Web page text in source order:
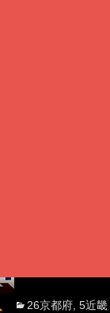
Categories
26京都府, 5近畿